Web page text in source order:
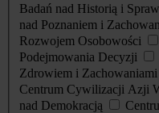
Badań nad Historią i
nad Poznaniem i
Rozwojem Osobowości
Podejmowania Decyzji
Zdrowiem i
Centrum Cywilizacji Azji
nad Demokracją